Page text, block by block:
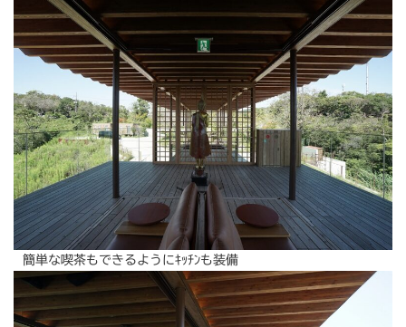
簡単な喫茶もできるようにｷｯﾁﾝも装備